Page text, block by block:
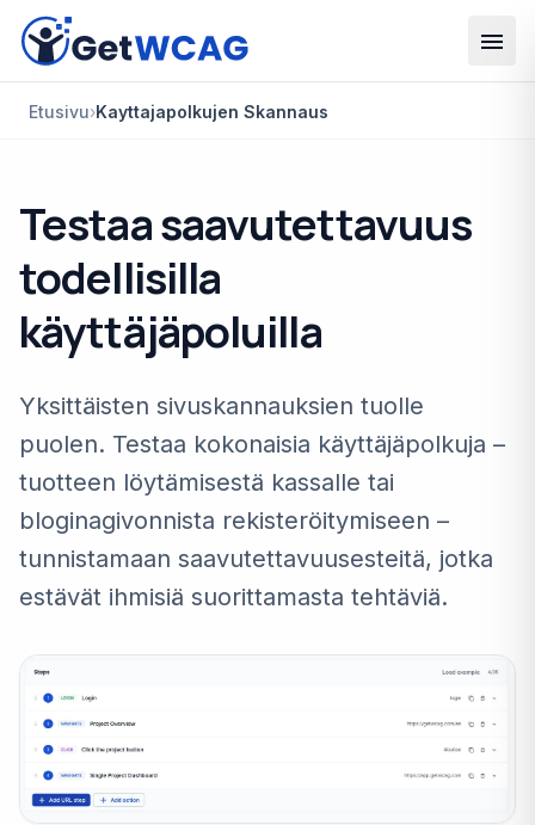
Siirry pääsisältöön
Etusivu›Kayttajapolkujen Skannaus
Testaa saavutettavuus
todellisilla
käyttäjäpoluilla
Yksittäisten sivuskannauksien tuolle
puolen. Testaa kokonaisia käyttäjäpolkuja –
tuotteen löytämisestä kassalle tai
bloginagivonnista rekisteröitymiseen –
tunnistamaan saavutettavuusesteitä, jotka
estävät ihmisiä suorittamasta tehtäviä.